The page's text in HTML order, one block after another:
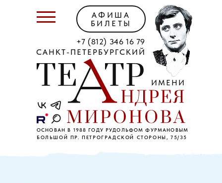
САНКТ-ПЕТЕРБУРГСКИЙ
ИМЕНИ
ОСНОВАН В 1988 ГОДУ РУДОЛЬФОМ ФУРМАНОВЫМ
+7 (812) 346 16 79
БОЛЬШОЙ ПР. ПЕТРОГРАДСКОЙ СТОРОНЫ, 75/35
АФИША
БИЛЕТЫ